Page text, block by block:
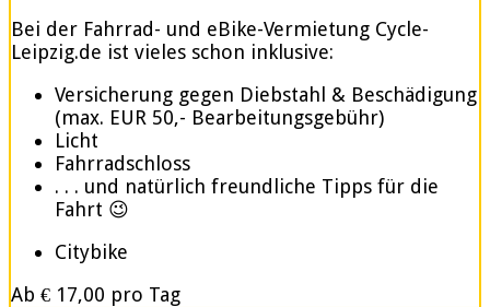
Bei der Fahrrad- und eBike-Vermietung Cycle-
Leipzig.de ist vieles schon inklusive:
Versicherung gegen Diebstahl & Beschädigung
(max. EUR 50,- Bearbeitungsgebühr)
Licht
Fahrradschloss
. . . und natürlich freundliche Tipps für die
Fahrt 😉
Citybike
Ab € 17,00 pro Tag